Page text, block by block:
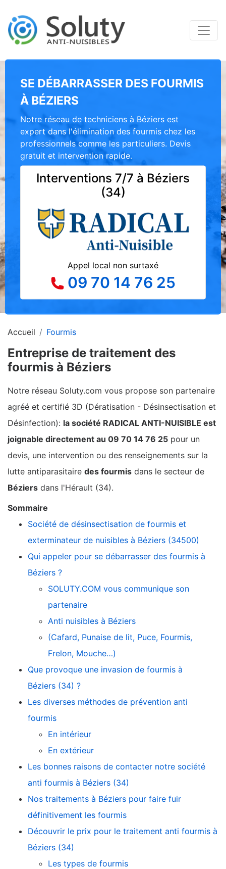
SE DÉBARRASSER DES FOURMIS
À BÉZIERS
Notre réseau de techniciens à Béziers est
expert dans l'élimination des fourmis chez les
professionnels comme les particuliers. Devis
gratuit et intervention rapide.
Interventions 7/7 à Béziers
(34)
Appel local non surtaxé
09 70 14 76 25
Accueil Fourmis
Entreprise de traitement des
fourmis à Béziers
Notre réseau Soluty.com vous propose son partenaire
agréé et certifié 3D (Dératisation - Désinsectisation et
Désinfection): la société RADICAL ANTI-NUISIBLE est
joignable directement au 09 70 14 76 25 pour un
devis, une intervention ou des renseignements sur la
lutte antiparasitaire des fourmis dans le secteur de
Béziers dans l'Hérault (34).
Sommaire
Société de désinsectisation de fourmis et
exterminateur de nuisibles à Béziers (34500)
Qui appeler pour se débarrasser des fourmis à
Béziers ?
SOLUTY.COM vous communique son
partenaire
Anti nuisibles à Béziers
(Cafard, Punaise de lit, Puce, Fourmis,
Frelon, Mouche…)
Que provoque une invasion de fourmis à
Béziers (34) ?
Les diverses méthodes de prévention anti
fourmis
En intérieur
En extérieur
Les bonnes raisons de contacter notre société
anti fourmis à Béziers (34)
Nos traitements à Béziers pour faire fuir
définitivement les fourmis
Découvrir le prix pour le traitement anti fourmis à
Béziers (34)
Les types de fourmis